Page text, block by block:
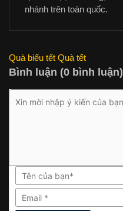
nhánh trên toàn quốc.
Quà biếu tết Quà tết
Bình luận (0 bình luận)